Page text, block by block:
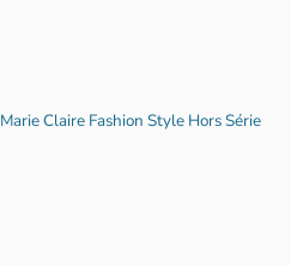
Marie Claire Fashion Style Hors Série